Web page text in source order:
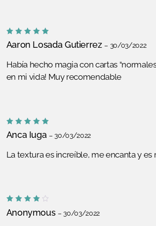
Valorado
con 5 de
Aaron Losada Gutierrez – 30/03/2022
Había hecho magia con cartas
en mi vida! Muy recomendable
Valorado
con 5de
Anca Iuga – 30/03/2022
La textura es increíble, me encanta y
Valorado
con4
Anonymous – 30/03/2022